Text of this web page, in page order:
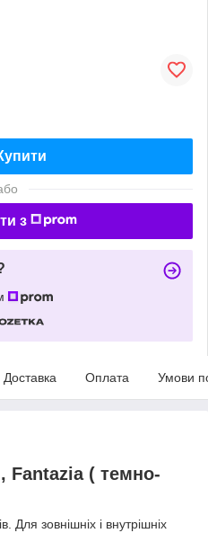
з
Доставка Оплата Умови
Fantazia ( темно-
Для зовнішніх і внутрішніх